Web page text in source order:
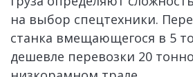
на выбор спецтехники.
станка вмещающегося в 5
дешевле перевозки 20